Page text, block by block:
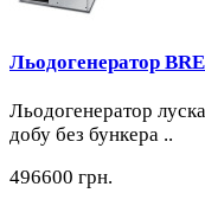
Льодогенератор
Льодогенератор
добу без бункера ..
496600 грн.